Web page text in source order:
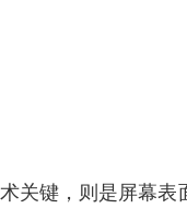
关键，则是屏幕表